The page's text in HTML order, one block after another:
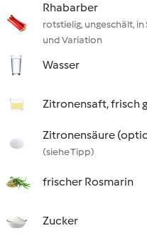
Rhabarber
rotstielig, ungeschält,
und Variation
Wasser
Zitronensaft, frisch
Zitronensäure
(siehe Tipp)
frischer Rosmarin
Zucker